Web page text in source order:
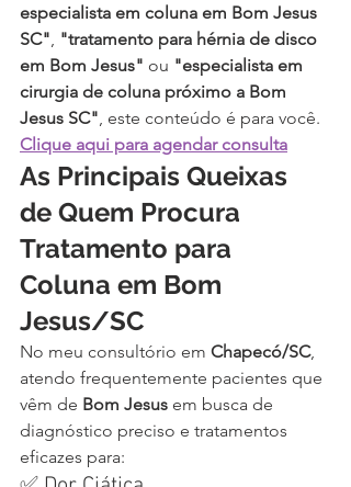
especialista em coluna em Bom Jesus
SC" "tratamento para hérnia de disco
em Bom Jesus" ou "especialista em
cirurgia de coluna próximo a Bom
Jesus SC" , este conteúdo é para você.
Clique aqui para agendar consulta
As Principais Queixas
de Quem Procura
Tratamento para
Coluna em Bom
Jesus/SC
No meu consultório em Chapecó/SC,
atendo frequentemente pacientes que
vêm de Bom Jesus em busca de
diagnóstico preciso e tratamentos
eficazes para: